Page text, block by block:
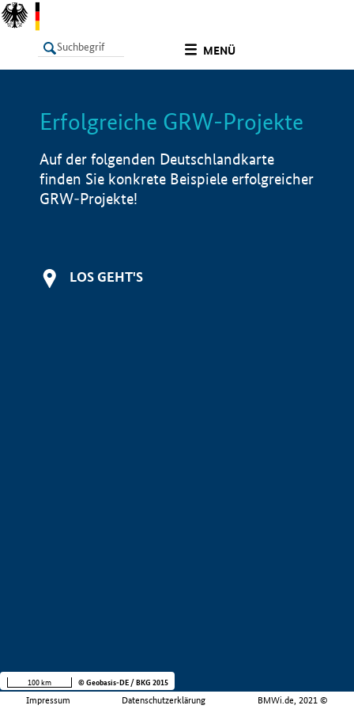
MENÜ
LISTE Info
Erfolgreiche GRW-Projekte
Auf der folgenden Deutschlandkarte
finden Sie konkrete Beispiele erfolgreicher
GRW-Projekte!
LOS GEHT'S
Impressum Datenschutzerklärung BMWi.de, 2021 ©
100 km © Geobasis-DE / BKG 2015